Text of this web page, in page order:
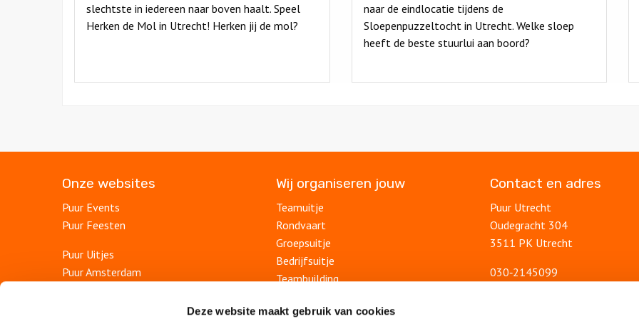
Deze website maakt gebruik van cookies
slechtste in iedereen naar boven haalt. Speel
Herken de Mol in Utrecht! Herken jij de mol?
naar de eindlocatie tijdens de
Sloepenpuzzeltocht in Utrecht. Welke sloep
heeft de beste stuurlui aan boord?
Onze websites
Puur Events
Puur Feesten
Puur Uitjes
Puur Amsterdam
Wij organiseren jouw
Teamuitje
Rondvaart
Groepsuitje
Bedrijfsuitje
Teambuilding
Personeelsuitje
Contact en adres
Puur Utrecht
Oudegracht 304
3511 PK Utrecht
030‑2145099